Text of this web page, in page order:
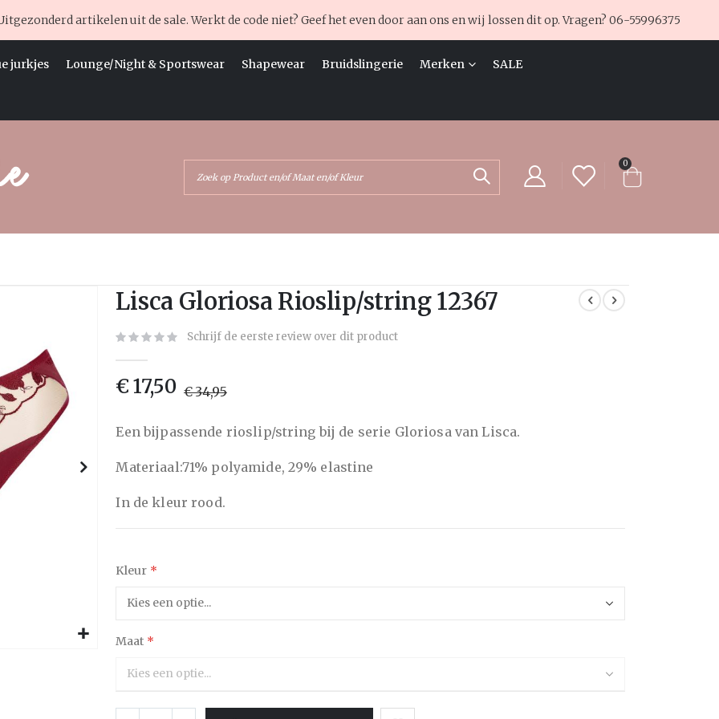
artikelen uit de sale. Werkt de code niet? Geef het even door aan ons en wij lossen dit op. Vragen? 06-55996375
jurkjes Lounge/Night & Sportswear Shapewear Bruidslingerie Merken SALE
Zoek Cart
0producten
naar
gallerij
Lisca Gloriosa Rioslip/string 12367
Schrijf de eerste review over dit product
€ 17,50 € 34,95
Een bijpassende rioslip/string bij de serie Gloriosa van Lisca.
Materiaal:71% polyamide, 29% elastine
In de kleur rood.
Kleur
Maat